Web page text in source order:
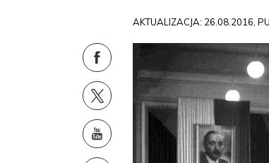
AKTUALIZACJA: 26.08.2016,